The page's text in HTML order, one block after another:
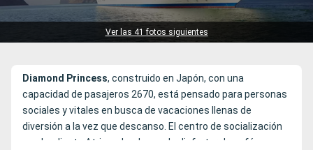
Ver las 41 fotos siguientes
Diamond Princess, construido en Japón, con una
capacidad de pasajeros 2670, está pensado para personas
sociales y vitales en busca de vacaciones llenas de
diversión a la vez que descanso. El centro de socialización
es el radiante Atrium donde puede disfrutar de café y